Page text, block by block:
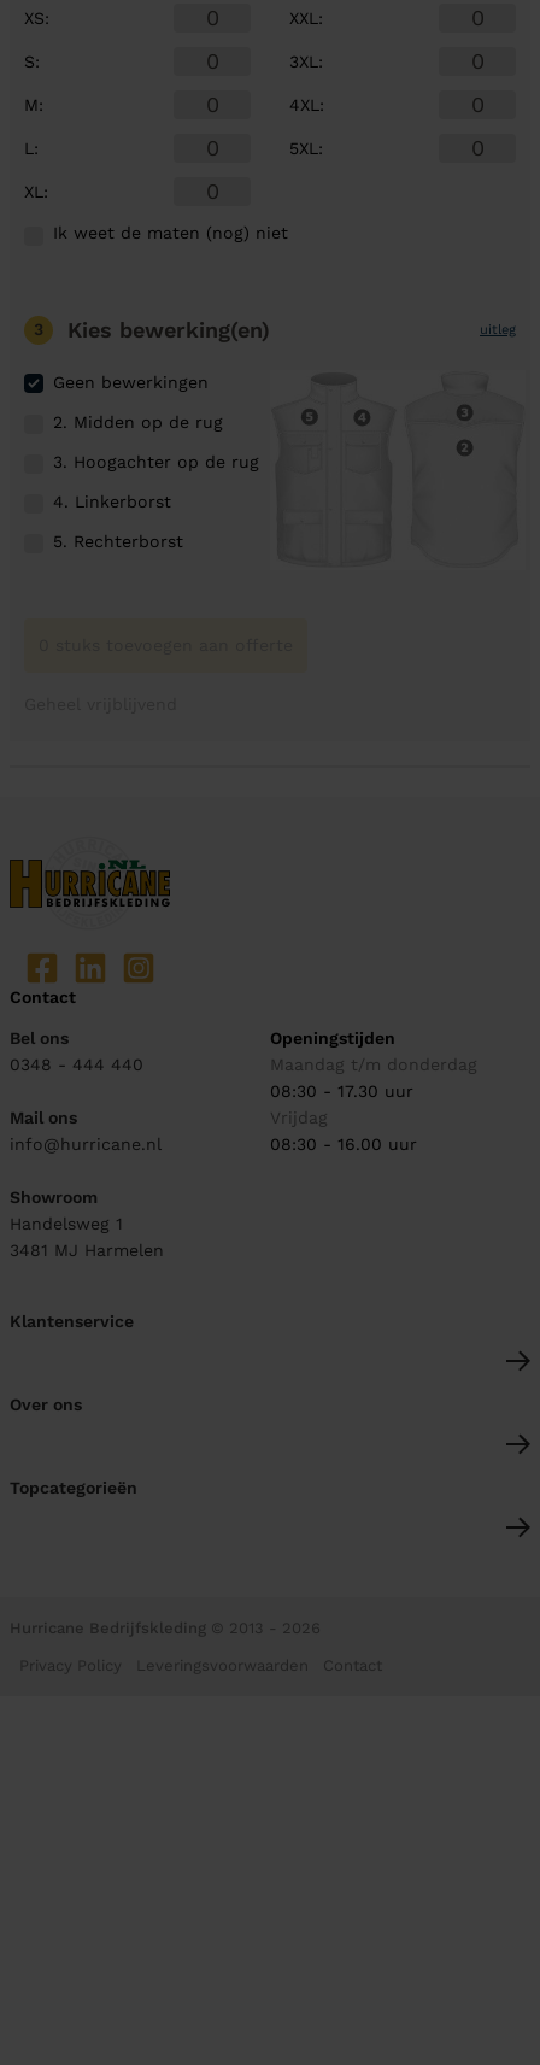
XS:
S:
M:
L :
XL :
XXL :
3XL :
4XL :
5XL :
Ik weet de maten (nog) niet
3 Kies bewerking(en) uitleg
Geen bewerkingen
2. Midden op de rug
3. Hoogachter op de rug
4. Linkerborst
5. Rechterborst
Contact
Bel ons
0348 - 444 440
Mail ons
info@hurricane.nl
Showroom
Handelsweg 1
3481 MJ Harmelen
Openingstijden
Maandag t/m donderdag
08:30 - 17.30 uur
Vrijdag
08:30 - 16.00 uur
Klantenservice
Over ons
Topcategorieën
Hurricane Bedrijfskleding © 2013 - 2026
Privacy Policy Leveringsvoorwaarden Contact